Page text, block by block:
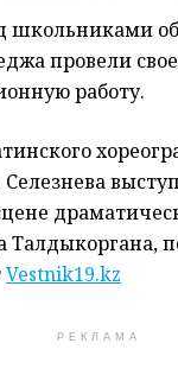
школьниками
провели
работу.
Талдыкоргана,
Vestnik19.kz
РЕКЛАМА